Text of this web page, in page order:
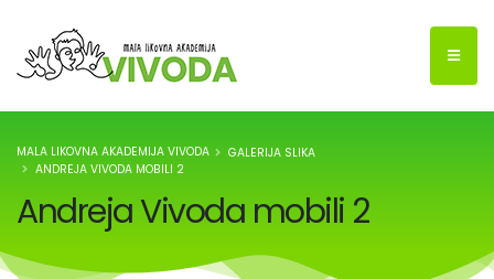
MALA LIKOVNA AKADEMIJA VIVODA
GALERIJA SLIKA
ANDREJA VIVODA MOBILI 2
Andreja Vivoda mobili 2